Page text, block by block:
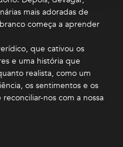
mais adoradas de
começa a aprender
que cativou os
e uma história que
realista, como um
os sentimentos e os
nos com a nossa